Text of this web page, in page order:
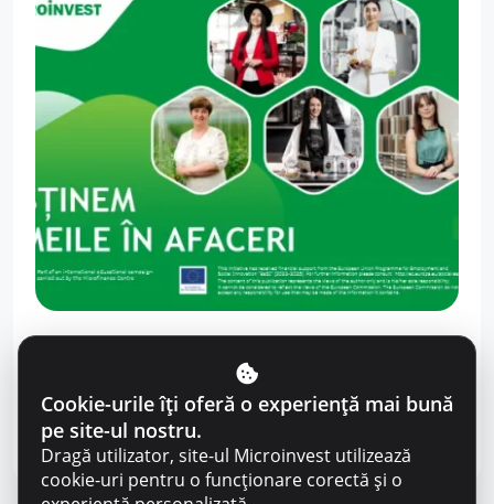
Educația financiară 24 octombrie 2023
Microinvest susține antreprenoarele din
Moldova să-și dezvolte afaceri de succes
acasă
Cookie-urile îți oferă o experiență mai bună
pe site-ul nostru.
Dragă utilizator, site-ul Microinvest utilizează
cookie-uri pentru o funcționare corectă și o